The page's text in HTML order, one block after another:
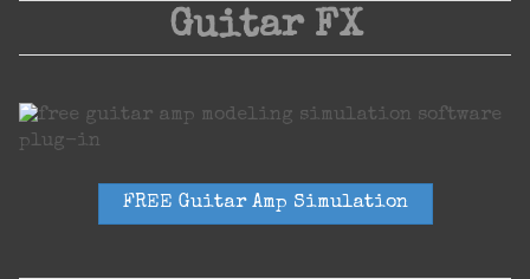
Guitar FX
FREE Guitar Amp Simulation